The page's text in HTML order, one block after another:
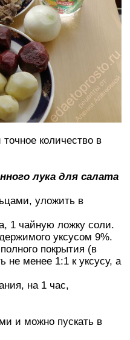
количество в
лука для салата
уложить в
1 чайную ложку соли.
уксусом 9%.
покрытия (в
менее 1:1 к уксусу, а
на 1 час,
и можно пускать в